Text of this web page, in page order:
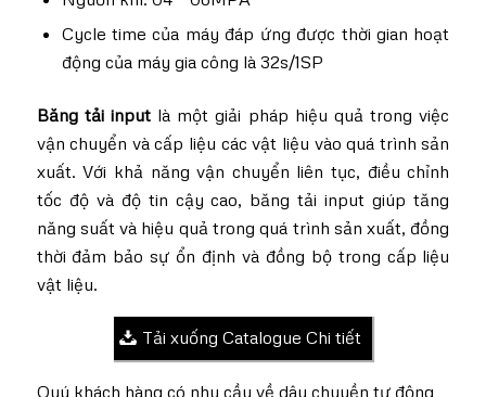
Cycle time của máy đáp ứng được thời gian hoạt
động của máy gia công là 32s/1SP
Băng tải inputlà một giải pháp hiệu quả trong việc
vận chuyển và cấp liệu các vật liệu vào quá trình sản
xuất. Với khả năng vận chuyển liên tục, điều chỉnh
tốc độ và độ tin cậy cao, băng tải input giúp tăng
năng suất và hiệu quả trong quá trình sản xuất, đồng
thời đảm bảo sự ổn định và đồng bộ trong cấp liệu
vật liệu.
Tải xuống Catalogue Chi tiết
Quý khách hàng có nhu cầu về dây chuyền tự động